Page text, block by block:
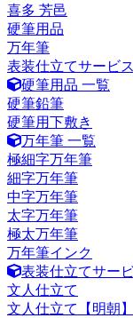
喜多 芳邑
硬筆用品
万年筆
表装仕立てサービス
硬筆用品 一覧
硬筆鉛筆
硬筆用下敷き
万年筆 一覧
極細字万年筆
細字万年筆
中字万年筆
太字万年筆
極太万年筆
万年筆インク
表装仕立てサー
文人仕立て
文人仕立て【明朝】